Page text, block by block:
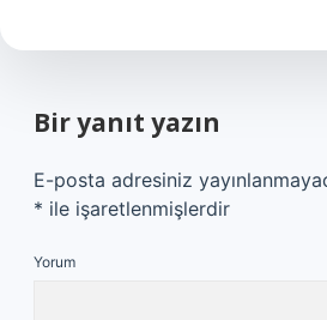
Bir yanıt yazın
E-posta adresiniz
* ile işaretlenmişlerdir
Yorum